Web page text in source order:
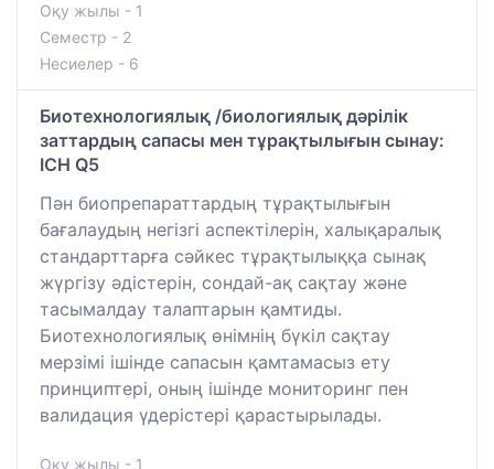
Оқу жылы - 1
Семестр - 2
Несиелер - 6
Биотехнологиялық /биологиялық дәрілік
заттардың сапасы мен тұрақтылығын сынау:
ICH Q5
Пән биопрепараттардың тұрақтылығын
бағалаудың негізгі аспектілерін, халықаралық
стандарттарға сәйкес тұрақтылыққа сынақ
жүргізу әдістерін, сондай-ақ сақтау және
тасымалдау талаптарын қамтиды.
Биотехнологиялық өнімнің бүкіл сақтау
мерзімі ішінде сапасын қамтамасыз ету
принциптері, оның ішінде мониторинг пен
валидация үдерістері қарастырылады.
Оқу жылы - 1